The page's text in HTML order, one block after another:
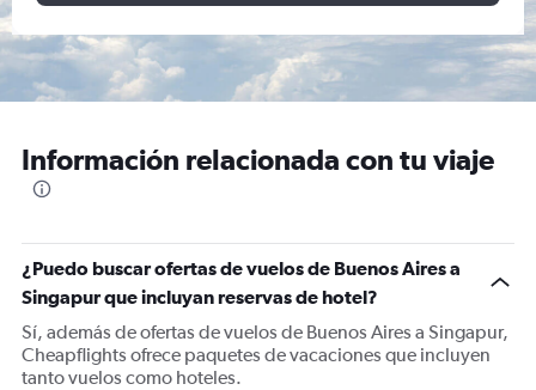
Información relacionada con tu viaje
¿Puedo buscar ofertas de vuelos de Buenos Aires a
Singapur que incluyan reservas de hotel?
Sí, además de ofertas de vuelos de Buenos Aires a Singapur,
Cheapflights ofrece paquetes de vacaciones que incluyen
tanto vuelos como hoteles.